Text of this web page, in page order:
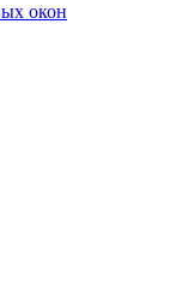
окон